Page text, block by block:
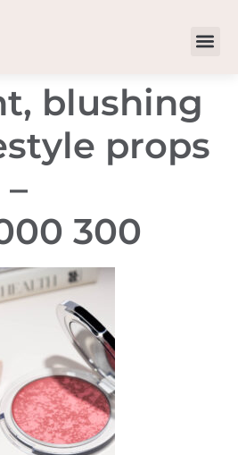
blushing
props
300